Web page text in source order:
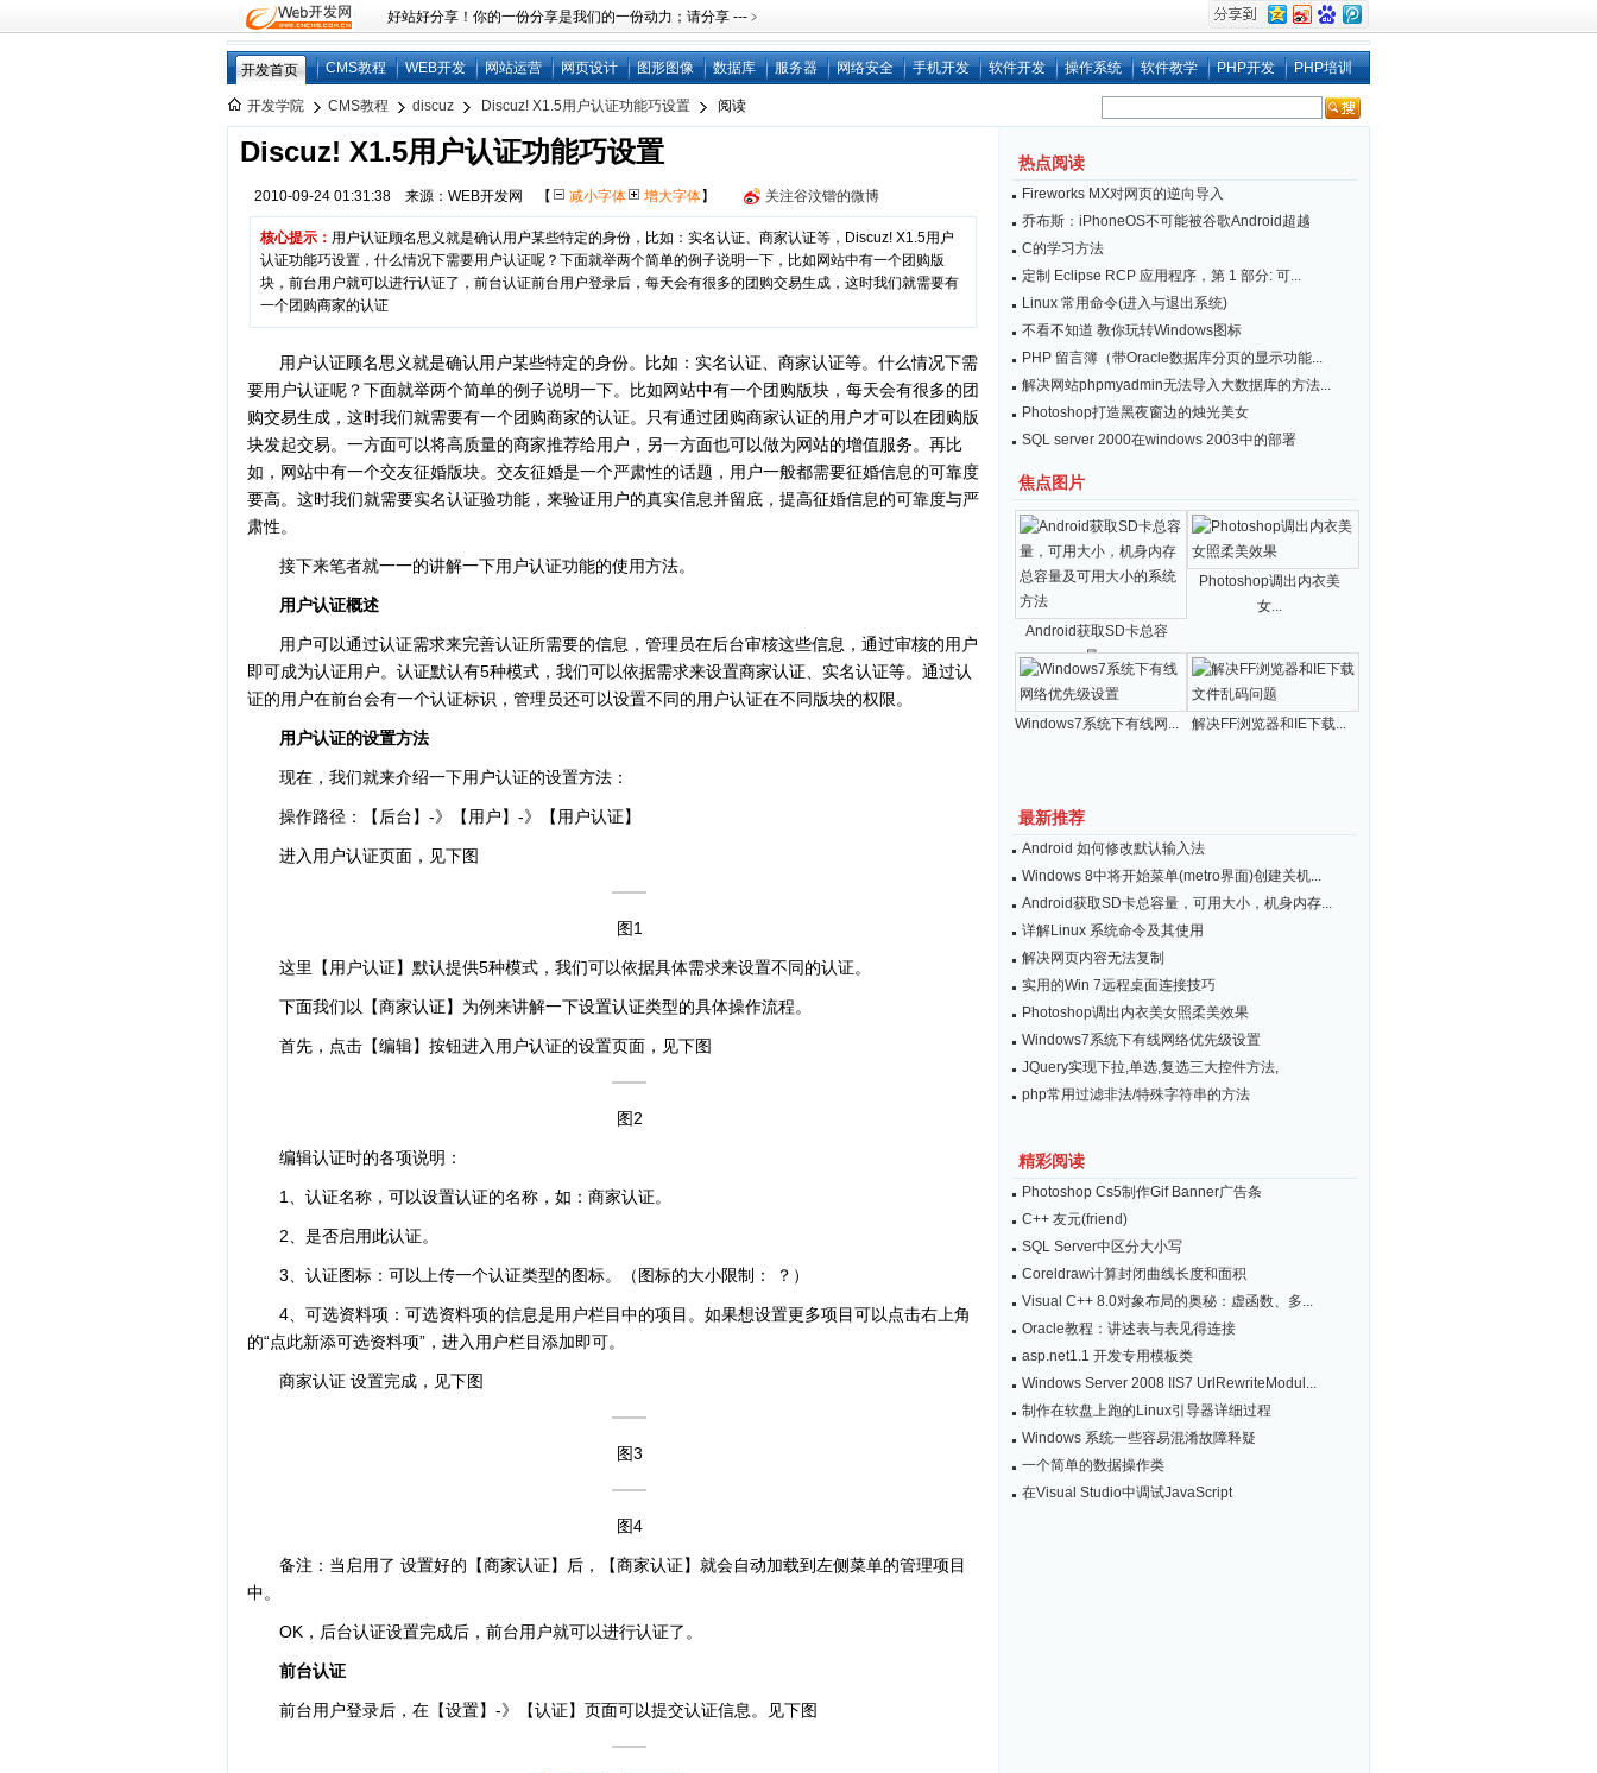
好站好分享！你的一份分享是我们的一份动力；请分享 ---﹥
开发首页 CMS教程 WEB开发 网站运营 网页设计 图形图像 数据库 服务器 网络安全 手机开发 软件开发 操作系统 软件教学 PHP开发 PHP培训
开发学院 CMS教程 discuz Discuz! X1.5用户认证功能巧设置 阅读
Discuz! X1.5用户认证功能巧设置
2010-09-24 01:31:38 来源：WEB开发网 【 减小字体 增大字体】 关注谷汶锴的微博
核心提示： 用户认证顾名思义就是确认用户某些特定的身份，比如：实名认证、商家认证等，Discuz! X1.5用户
认证功能巧设置，什么情况下需要用户认证呢？下面就举两个简单的例子说明一下，比如网站中有一个团购版
块，前台用户就可以进行认证了，前台认证前台用户登录后，每天会有很多的团购交易生成，这时我们就需要有
一个团购商家的认证
用户认证顾名思义就是确认用户某些特定的身份。比如：实名认证、商家认证等。什么情况下需
要用户认证呢？下面就举两个简单的例子说明一下。比如网站中有一个团购版块，每天会有很多的团
购交易生成，这时我们就需要有一个团购商家的认证。只有通过团购商家认证的用户才可以在团购版
块发起交易。一方面可以将高质量的商家推荐给用户，另一方面也可以做为网站的增值服务。再比
如，网站中有一个交友征婚版块。交友征婚是一个严肃性的话题，用户一般都需要征婚信息的可靠度
要高。这时我们就需要实名认证验功能，来验证用户的真实信息并留底，提高征婚信息的可靠度与严
肃性。
接下来笔者就一一的讲解一下用户认证功能的使用方法。
用户认证概述
用户可以通过认证需求来完善认证所需要的信息，管理员在后台审核这些信息，通过审核的用户
即可成为认证用户。认证默认有5种模式，我们可以依据需求来设置商家认证、实名认证等。通过认
证的用户在前台会有一个认证标识，管理员还可以设置不同的用户认证在不同版块的权限。
用户认证的设置方法
现在，我们就来介绍一下用户认证的设置方法：
操作路径：【后台】-》【用户】-》【用户认证】
进入用户认证页面，见下图
图1
这里【用户认证】默认提供5种模式，我们可以依据具体需求来设置不同的认证。
下面我们以【商家认证】为例来讲解一下设置认证类型的具体操作流程。
首先，点击【编辑】按钮进入用户认证的设置页面，见下图
图2
编辑认证时的各项说明：
1、认证名称，可以设置认证的名称，如：商家认证。
2、是否启用此认证。
3、认证图标：可以上传一个认证类型的图标。（图标的大小限制： ？）
4、可选资料项：可选资料项的信息是用户栏目中的项目。如果想设置更多项目可以点击右上角
的“点此新添可选资料项”，进入用户栏目添加即可。
商家认证 设置完成，见下图
图3
图4
备注：当启用了 设置好的【商家认证】后，【商家认证】就会自动加载到左侧菜单的管理项目
中。
OK，后台认证设置完成后，前台用户就可以进行认证了。
前台认证
前台用户登录后，在【设置】-》【认证】页面可以提交认证信息。见下图
热点阅读
Fireworks MX对网页的逆向导入
乔布斯：iPhoneOS不可能被谷歌Android超越
C的学习方法
定制 Eclipse RCP 应用程序，第 1 部分: 可...
Linux 常用命令(进入与退出系统)
不看不知道 教你玩转Windows图标
PHP 留言簿（带Oracle数据库分页的显示功能...
解决网站phpmyadmin无法导入大数据库的方法...
Photoshop打造黑夜窗边的烛光美女
SQL server 2000在windows 2003中的部署
焦点图片
Android获取SD卡总容
量...
Photoshop调出内衣美
女...
Windows7系统下有线网... 解决FF浏览器和IE下载...
最新推荐
Android 如何修改默认输入法
Windows 8中将开始菜单(metro界面)创建关机...
Android获取SD卡总容量，可用大小，机身内存...
详解Linux 系统命令及其使用
解决网页内容无法复制
实用的Win 7远程桌面连接技巧
Photoshop调出内衣美女照柔美效果
Windows7系统下有线网络优先级设置
JQuery实现下拉,单选,复选三大控件方法,
php常用过滤非法/特殊字符串的方法
精彩阅读
Photoshop Cs5制作Gif Banner广告条
C++ 友元(friend)
SQL Server中区分大小写
Coreldraw计算封闭曲线长度和面积
Visual C++ 8.0对象布局的奥秘：虚函数、多...
Oracle教程：讲述表与表见得连接
asp.net1.1 开发专用模板类
Windows Server 2008 IIS7 UrlRewriteModul...
制作在软盘上跑的Linux引导器详细过程
Windows 系统一些容易混淆故障释疑
一个简单的数据操作类
在Visual Studio中调试JavaScript